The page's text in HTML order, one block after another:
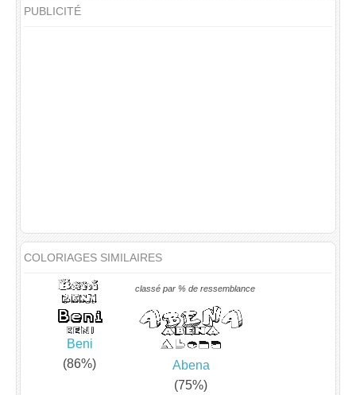
PUBLICITÉ
COLORIAGES SIMILAIRES
classé par % de ressemblance
Beni
(86%)
Abena
(75%)